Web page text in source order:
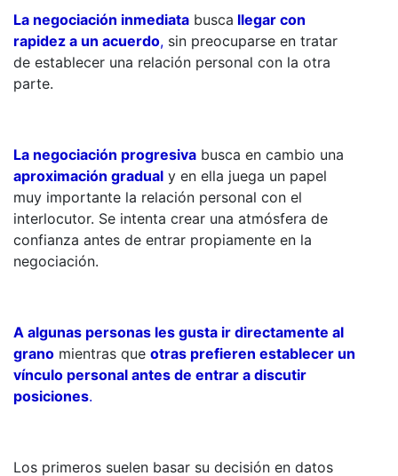
La negociación inmediata busca llegar con
rapidez a un acuerdo, sin preocuparse en tratar
de establecer una relación personal con la otra
parte.
La negociación progresiva busca en cambio una
aproximación gradual y en ella juega un papel
muy importante la relación personal con el
interlocutor. Se intenta crear una atmósfera de
confianza antes de entrar propiamente en la
negociación.
A algunas personas les gusta ir directamente al
grano mientras que otras prefieren establecer un
vínculo personal antes de entrar a discutir
posiciones.
Los primeros suelen basar su decisión en datos